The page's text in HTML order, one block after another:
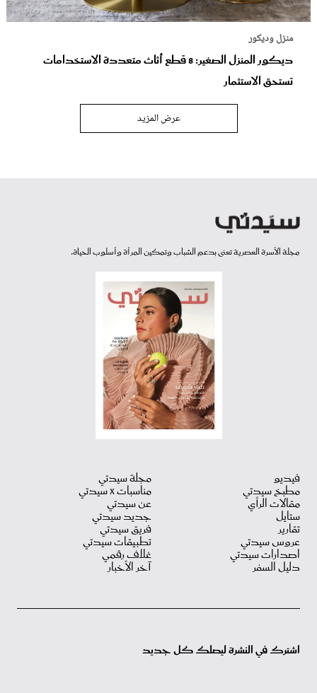
منزل وديكور
ديكور المنزل الصغير: 8 قطع أثاث متعددة الاستخدامات
تستحق الاستثمار
عرض المزيد
مجلة الأسرة العصرية تعنى بدعم الشباب وتمكين المرأة وأسلوب الحياة.
فيديو
مطبخ سيدتي
مقالات الرأي
ستايل
تقارير
عروس سيدتي
اصدارات سيدتي
دليل السفر
مجلة سيدتي
مناسبات X سيدتي
عن سيدتي
جديد سيدتي
فريق سيدتي
تطبيقات سيدتي
غلاف رقمي
آخر الأخبار
اشترك في النشرة ليصلك كل جديد